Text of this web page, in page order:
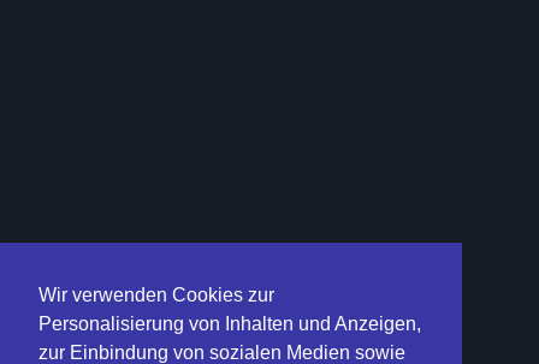
Wir verwenden Cookies zur
Personalisierung von Inhalten und Anzeigen,
zur Einbindung von sozialen Medien sowie